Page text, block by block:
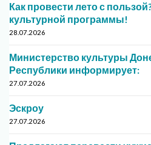
Как провести лето с
культурной программы!
28.07.2026
Министерство культуры
Республики информирует:
27.07.2026
Эскроу
27.07.2026